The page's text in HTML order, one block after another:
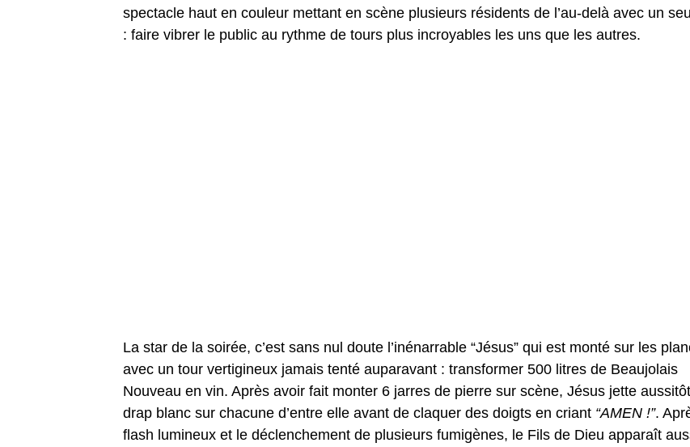
spectacle haut en couleur mettant en scène plusieurs résidents de l’au-delà avec un
: faire vibrer le public au rythme de tours plus incroyables les uns que les autres.
La star de la soirée, c’est sans nul doute l’inénarrable “Jésus” qui est monté sur les
avec un tour vertigineux jamais tenté auparavant : transformer 500 litres de Beaujolais
Nouveau en vin. Après avoir fait monter 6 jarres de pierre sur scène, Jésus jette
drap blanc sur chacune d’entre elle avant de claquer des doigts en criant “AMEN !”.
flash lumineux et le déclenchement de plusieurs fumigènes, le Fils de Dieu apparaît